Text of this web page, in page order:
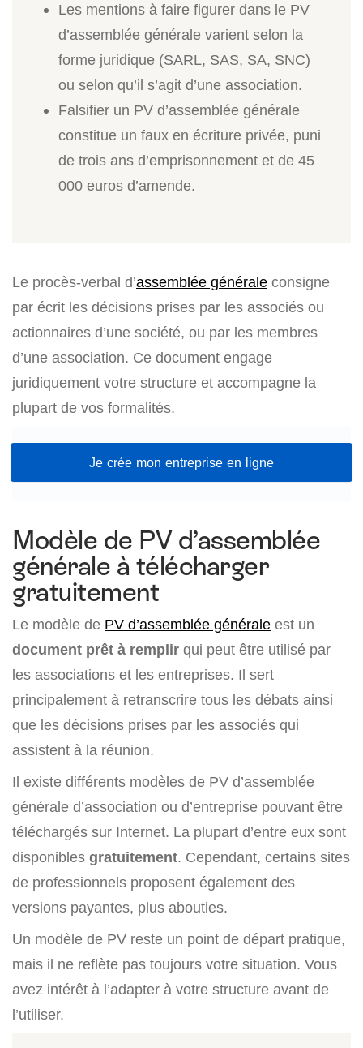
Les mentions à faire figurer dans le PV
d’assemblée générale varient selon la
forme juridique (SARL, SAS, SA, SNC)
ou selon qu’il s’agit d’une association.
Falsifier un PV d’assemblée générale
constitue un faux en écriture privée, puni
de trois ans d’emprisonnement et de 45
000 euros d’amende.
Le procès-verbal d’assemblée générale consigne
par écrit les décisions prises par les associés ou
actionnaires d’une société, ou par les membres
d’une association. Ce document engage
juridiquement votre structure et accompagne la
plupart de vos formalités.
Je crée mon entreprise en ligne
Modèle de PV d’assemblée
générale à télécharger
gratuitement
Le modèle de PV d’assemblée générale est un
document prêt à remplir qui peut être utilisé par
les associations et les entreprises. Il sert
principalement à retranscrire tous les débats ainsi
que les décisions prises par les associés qui
assistent à la réunion.
Il existe différents modèles de PV d’assemblée
générale d’association ou d’entreprise pouvant être
téléchargés sur Internet. La plupart d’entre eux sont
disponibles gratuitement. Cependant, certains sites
de professionnels proposent également des
versions payantes, plus abouties.
Un modèle de PV reste un point de départ pratique,
mais il ne reflète pas toujours votre situation. Vous
avez intérêt à l’adapter à votre structure avant de
l’utiliser.